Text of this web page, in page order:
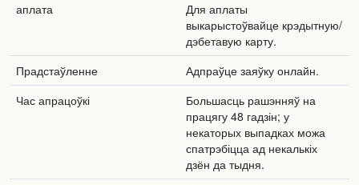
аплата
Для аплаты
выкарыстоўвайце крэдытную/
дэбетавую карту.
Прадстаўленне
Адпраўце заяўку онлайн.
Час апрацоўкі
Большасць рашэнняў на
працягу 48 гадзін; у
некаторых выпадках можа
спатрэбіцца ад некалькіх
дзён да тыдня.